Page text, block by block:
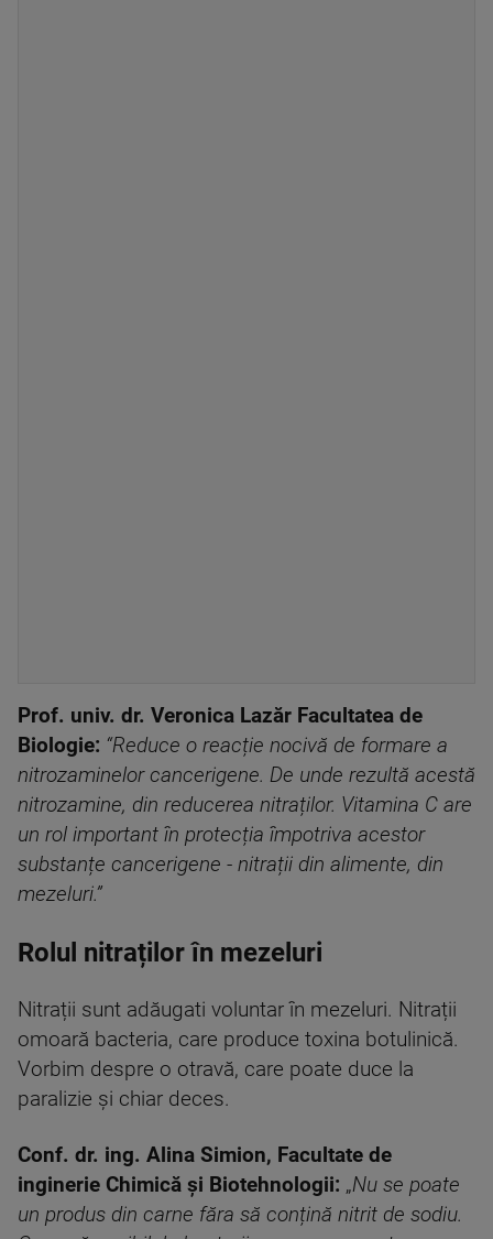
Prof. univ. dr. Veronica Lazăr Facultatea de
Biologie: “Reduce o reacție nocivă de formare a
nitrozaminelor cancerigene. De unde rezultă acestă
nitrozamine, din reducerea nitraților. Vitamina C are
un rol important în protecția împotriva acestor
substanțe cancerigene - nitrații din alimente, din
mezeluri.”
Rolul nitraților în mezeluri
Nitrații sunt adăugati voluntar în mezeluri. Nitrații
omoară bacteria, care produce toxina botulinică.
Vorbim despre o otravă, care poate duce la
paralizie și chiar deces.
Conf. dr. ing. Alina Simion, Facultate de
inginerie Chimică și Biotehnologii: „Nu se poate
un produs din carne făra să conțină nitrit de sodiu.